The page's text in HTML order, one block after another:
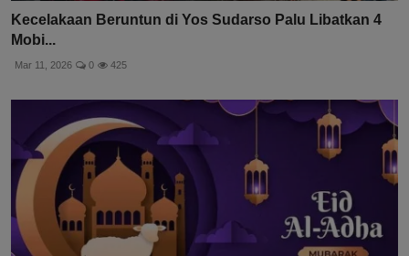
Kecelakaan Beruntun di Yos Sudarso Palu Libatkan 4
Mobi...
Mar 11, 2026 0 425